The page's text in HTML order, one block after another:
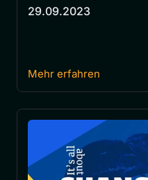
29.09.2023
Mehr erfahren